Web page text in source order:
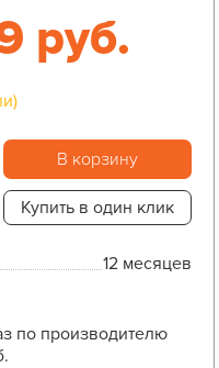
руб.
В корзину
Купить в один клик
12 месяцев
по производителю